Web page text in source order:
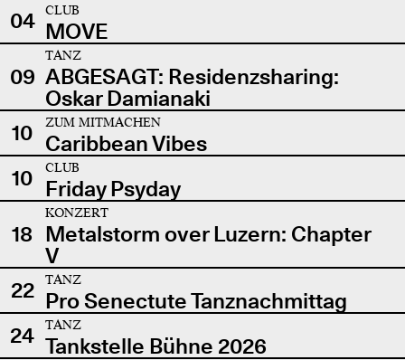
04
CLUB
MOVE
09
TANZ
ABGESAGT: Residenzsharing:
Oskar Damianaki
10
ZUM MITMACHEN
Caribbean Vibes
10
CLUB
Friday Psyday
18
KONZERT
Metalstorm over Luzern: Chapter
V
22
TANZ
Pro Senectute Tanznachmittag
24
TANZ
Tankstelle Bühne 2026